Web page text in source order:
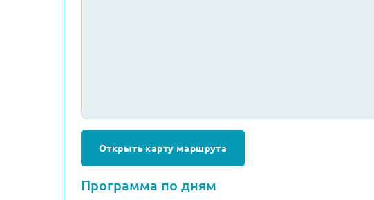
Открыть карту маршрута
Программа по дням